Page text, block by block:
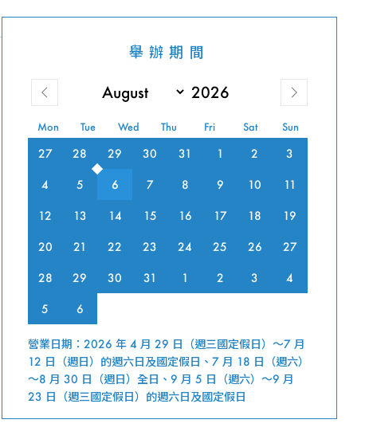
舉辦期間
Mon Tue Wed Thu Fri Sat Sun
27 28 29 30 31 1 2 3
4 5 6 7 8 9 10 11
12 13 14 15 16 17 18 19
20 21 22 23 24 25 26 27
28 29 30 31 1 2 3 4
5 6
營業日期：2026 年 4 月 29 日（週三國定假日）～7 月
12 日（週日）的週六日及國定假日、7 月 18 日（週六）
～8 月 30 日（週日）全日、9 月 5 日（週六）～9 月
23 日（週三國定假日）的週六日及國定假日